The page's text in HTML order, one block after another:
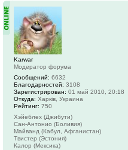
Karwar
Модератор форума
Сообщений: 6632
Благодарностей: 3108
Зарегистрирован: 01 май 2010, 20:18
Откуда: Харків, Украина
Рейтинг: 750
Хэйеблех (Джибути)
Сан-Антонио (Боливия)
Майванд (Кабул, Афганистан)
Твистер (Эстония)
Калор (Мексика)